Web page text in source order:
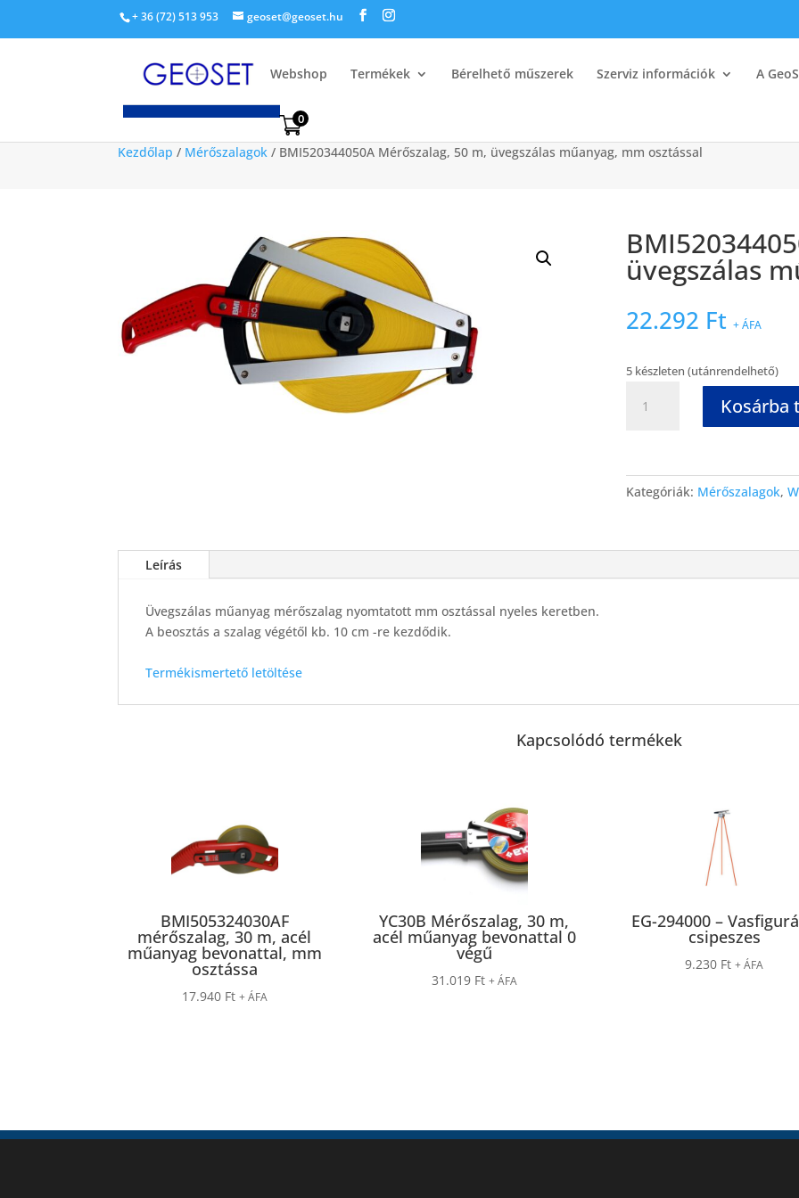
+ 36 (72) 513 953 geoset@geoset.hu
Webshop Termékek Bérelhető műszerek Szerviz információk A
0
Kezdőlap / Mérőszalagok / BMI520344050A Mérőszalag, 50 m, üvegszálas műanyag, mm osztással
üvegszálas
22.292 Ft + ÁFA
5 készleten (utánrendelhető)
Kosárba
Kategóriák: Mérőszalagok,
Leírás
Üvegszálas műanyag mérőszalag nyomtatott mm osztással nyeles keretben.
A beosztás a szalag végétől kb. 10 cm -re kezdődik.
Termékismertető letöltése
Kapcsolódó termékek
BMI505324030AF
mérőszalag, 30 m, acél
műanyag bevonattal, mm
osztássa
17.940 Ft + ÁFA
YC30B Mérőszalag, 30 m,
acél műanyag bevonattal 0
végű
31.019 Ft + ÁFA
EG-294000 –
csipeszes
9.230 Ft + ÁFA